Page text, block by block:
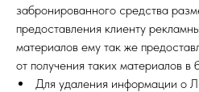
забронированного средства
предоставления клиенту
материалов ему так же
от получения таких материалов в
Для удаления информации о